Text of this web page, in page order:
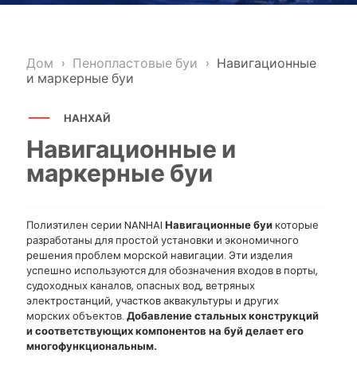
Дом › Пенопластовые буи › Навигационные
и маркерные буи
НАНХАЙ
Навигационные и
маркерные буи
Полиэтилен серии NANHAI Навигационные буи которые
разработаны для простой установки и экономичного
решения проблем морской навигации. Эти изделия
успешно используются для обозначения входов в порты,
судоходных каналов, опасных вод, ветряных
электростанций, участков аквакультуры и других
морских объектов. Добавление стальных конструкций
и соответствующих компонентов на буй делает его
многофункциональным.